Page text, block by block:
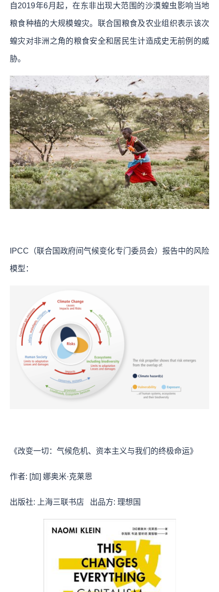
自2019年6月起，在东非出现大范围的沙漠蝗虫影响当地
粮食种植的大规模蝗灾。联合国粮食及农业组织表示该次
蝗灾对非洲之角的粮食安全和居民生计造成史无前例的威
胁。
IPCC（联合国政府间气候变化专门委员会）报告中的风险
模型：
《改变一切：气候危机、资本主义与我们的终极命运》
作者: [加] 娜奥米·克莱恩
出版社: 上海三联书店 出品方: 理想国